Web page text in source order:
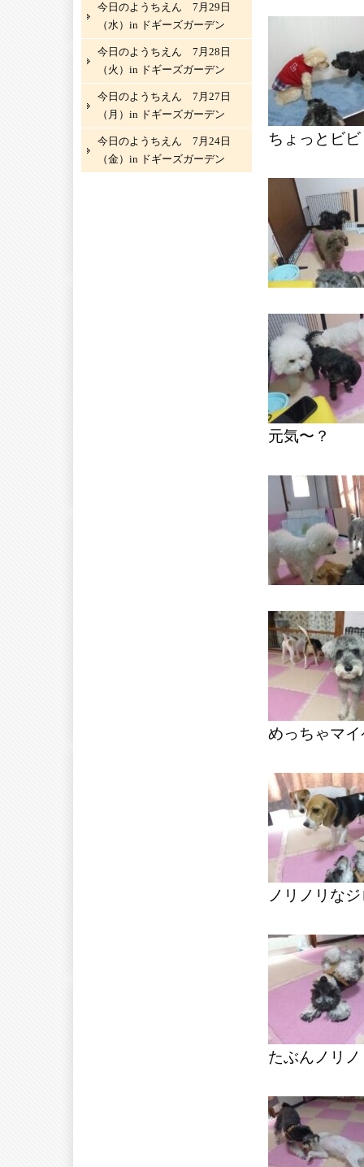
ちょっとビ
元気〜？
めっちゃマ
ノリノリな
たぶんノリ
今日のようちえん 7月29日
（水）in ドギーズガーデン
今日のようちえん 7月28日
（火）in ドギーズガーデン
今日のようちえん 7月27日
（月）in ドギーズガーデン
今日のようちえん 7月24日
（金）in ドギーズガーデン